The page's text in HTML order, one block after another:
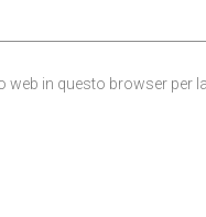
web in questo browser per